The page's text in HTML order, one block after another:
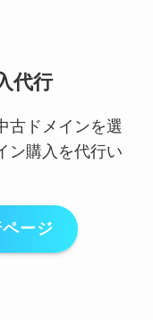
代行
古ドメインを選
ン購入を代行い
ページ